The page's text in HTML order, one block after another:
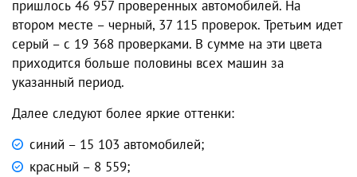
пришлось 46 957 проверенных автомобилей. На
втором месте – черный, 37 115 проверок. Третьим идет
серый – с 19 368 проверками. В сумме на эти цвета
приходится больше половины всех машин за
указанный период.
Далее следуют более яркие оттенки:
синий – 15 103 автомобилей;
красный – 8 559;